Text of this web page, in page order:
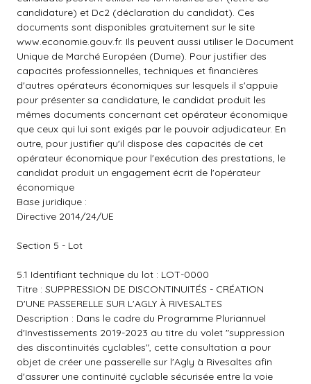
candidature) et Dc2 (déclaration du candidat). Ces
documents sont disponibles gratuitement sur le site
www.economie.gouv.fr. Ils peuvent aussi utiliser le Document
Unique de Marché Européen (Dume). Pour justifier des
capacités professionnelles, techniques et financières
d'autres opérateurs économiques sur lesquels il s'appuie
pour présenter sa candidature, le candidat produit les
mêmes documents concernant cet opérateur économique
que ceux qui lui sont exigés par le pouvoir adjudicateur. En
outre, pour justifier qu'il dispose des capacités de cet
opérateur économique pour l'exécution des prestations, le
candidat produit un engagement écrit de l'opérateur
économique
Base juridique :
Directive 2014/24/UE
Section 5 - Lot
5.1 Identifiant technique du lot : LOT-0000
Titre : SUPPRESSION DE DISCONTINUITÉS - CRÉATION
D'UNE PASSERELLE SUR L'AGLY À RIVESALTES
Description : Dans le cadre du Programme Pluriannuel
d'Investissements 2019-2023 au titre du volet "suppression
des discontinuités cyclables", cette consultation a pour
objet de créer une passerelle sur l'Agly à Rivesaltes afin
d'assurer une continuité cyclable sécurisée entre la voie